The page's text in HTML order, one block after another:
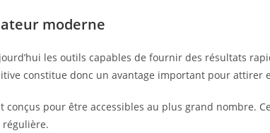
moderne
les outils capables de fournir des résultats
constitue donc un avantage important pour attirer
conçus pour être accessibles au plus grand nombre.